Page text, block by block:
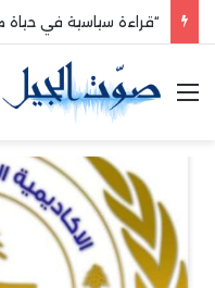
“قراءة سياسية في
القائمة